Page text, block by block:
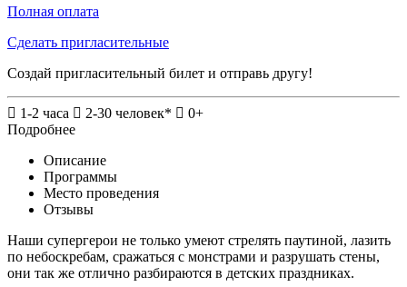
Полная оплата
Сделать пригласительные
Создай пригласительный билет и отправь другу!
1-2 часа 2-30 человек*
0+
Подробнее
Описание
Программы
Место проведения
Отзывы
Наши супергерои не только умеют стрелять паутиной, лазить
по небоскребам, сражаться с монстрами и разрушать стены,
они так же отлично разбираются в детских праздниках.